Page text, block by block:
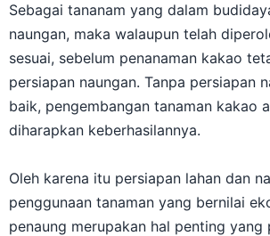
Sebagai tananam yang dalam
naungan, maka walaupun telah
sesuai, sebelum penanaman kakao
persiapan naungan. Tanpa persiapan
baik, pengembangan tanaman kakao
diharapkan keberhasilannya.
Oleh karena itu persiapan lahan dan
penggunaan tanaman yang bernilai
penaung merupakan hal penting